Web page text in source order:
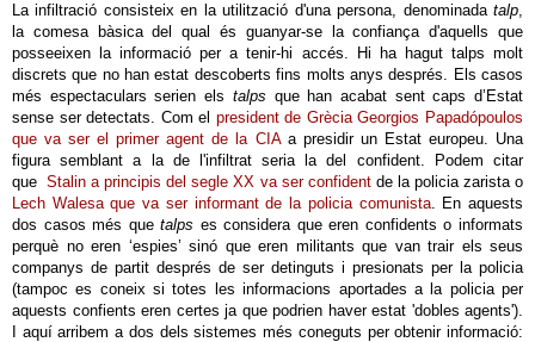
La infiltració consisteix en la utilització d'una persona, denominada talp,
la comesa bàsica del qual és guanyar-se la confiança d'aquells que
posseeixen la informació per a tenir-hi accés. Hi ha hagut talps molt
discrets que no han estat descoberts fins molts anys després. Els casos
més espectaculars serien els talps que han acabat sent caps d’Estat
sense ser detectats. Com el president de Grècia Georgios Papadópoulos
que va ser el primer agent de la CIAa presidir un Estat europeu. Una
figura semblant a la de l'infiltrat seria la del confident. Podem citar
queStalin a principis del segle XX va ser confidentde la policia zarista o
Lech Walesa que va ser informant de la policia comunista. En aquests
dos casos més quetalps es considera que eren confidents o informats
perquè no eren ‘espies’ sinó que eren militants que van trair els seus
companys de partit després de ser detinguts i presionats per la policia
(tampoc es coneix si totes les informacions aportades a la policia per
aquests confients eren certes ja que podrien haver estat 'dobles agents').
I aquí arribem a dos dels sistemes més coneguts per obtenir informació: